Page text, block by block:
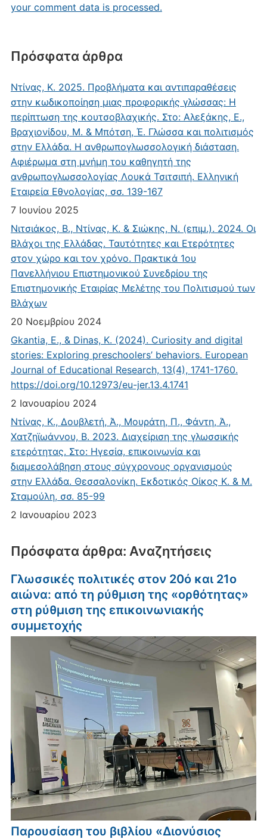
Πρόσφατα άρθρα
Ντίνας, Κ. 2025. Προβλήματα και αντιπαραθέσεις
στην κωδικοποίηση μιας προφορικής γλώσσας: Η
περίπτωση της κουτσοβλαχικής. Στο: Αλεξάκης, Ε.,
Βραχιονίδου, Μ. & Μπότση, Έ. Γλώσσα και πολιτισμός
στην Ελλάδα. Η ανθρωπογλωσσολογική διάσταση.
Αφιέρωμα στη μνήμη του καθηγητή της
ανθρωπογλωσσολογίας Λουκά Τσιτσιπή. Ελληνική
Εταιρεία Εθνολογίας, σσ. 139-167
7 Ιουνίου 2025
Νιτσιάκος, Β., Ντίνας, Κ. & Σιώκης, Ν. (επιμ.). 2024. Οι
Βλάχοι της Ελλάδας. Ταυτότητες και Ετερότητες
στον χώρο και τον χρόνο. Πρακτικά 1ου
Πανελλήνιου Επιστημονικού Συνεδρίου της
Επιστημονικής Εταιρίας Μελέτης του Πολιτισμού των
Βλάχων
20 Νοεμβρίου 2024
Gkantia, E., & Dinas, K. (2024). Curiosity and digital
stories: Exploring preschoolers’ behaviors. European
Journal of Educational Research, 13(4), 1741-1760.
https://doi.org/10.12973/eu-jer.13.4.1741
2 Ιανουαρίου 2024
Ντίνας, Κ., Δουβλετή, Ά., Μουράτη, Π., Φάντη, Ά.,
Χατζηϊωάννου, Β. 2023. Διαχείριση της γλωσσικής
ετερότητας. Στο: Ηγεσία, επικοινωνία και
διαμεσολάβηση στους σύγχρονους οργανισμούς
στην Ελλάδα. Θεσσαλονίκη. Εκδοτικός Οίκος Κ. & Μ.
Σταμούλη, σσ. 85-99
2 Ιανουαρίου 2023
Πρόσφατα άρθρα: Αναζητήσεις
Γλωσσικές πολιτικές στον 20ό και 21ο
αιώνα: από τη ρύθμιση της «ορθότητας»
στη ρύθμιση της επικοινωνιακής
συμμετοχής
Παρουσίαση του βιβλίου «Διονύσιος
your comment data is processed.